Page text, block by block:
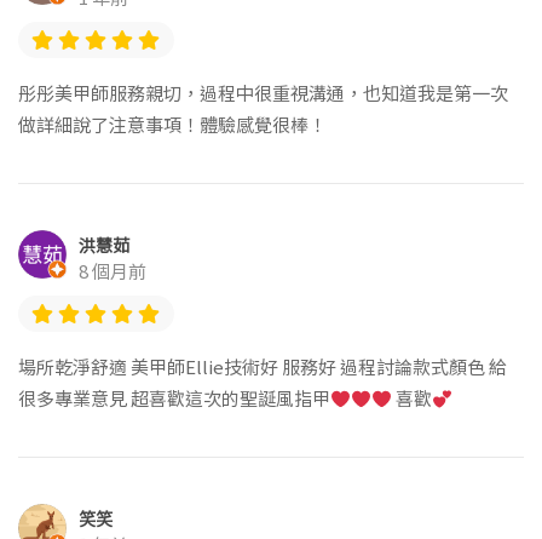
彤彤美甲師服務親切，過程中很重視溝通，也知道我是第一次
做詳細說了注意事項！體驗感覺很棒！
洪慧茹
8 個月前
場所乾淨舒適 美甲師Ellie技術好 服務好 過程討論款式顏色 給
很多專業意見 超喜歡這次的聖誕風指甲
喜歡
笑笑